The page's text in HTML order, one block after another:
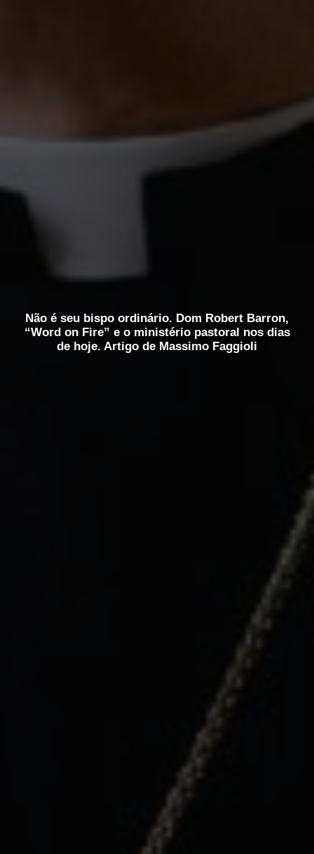
Não é seu bispo ordinário. Dom Robert Barron,
“Word on Fire” e o ministério pastoral nos dias
de hoje. Artigo de Massimo Faggioli